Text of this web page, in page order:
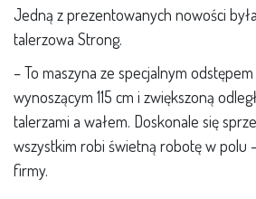
Jedną z prezentowanych nowości
talerzowa Strong.
– To maszyna ze specjalnym
wynoszącym 115 cm i zwiększoną
talerzami a wałem. Doskonale się
wszystkim robi świetną robotę w polu
firmy.